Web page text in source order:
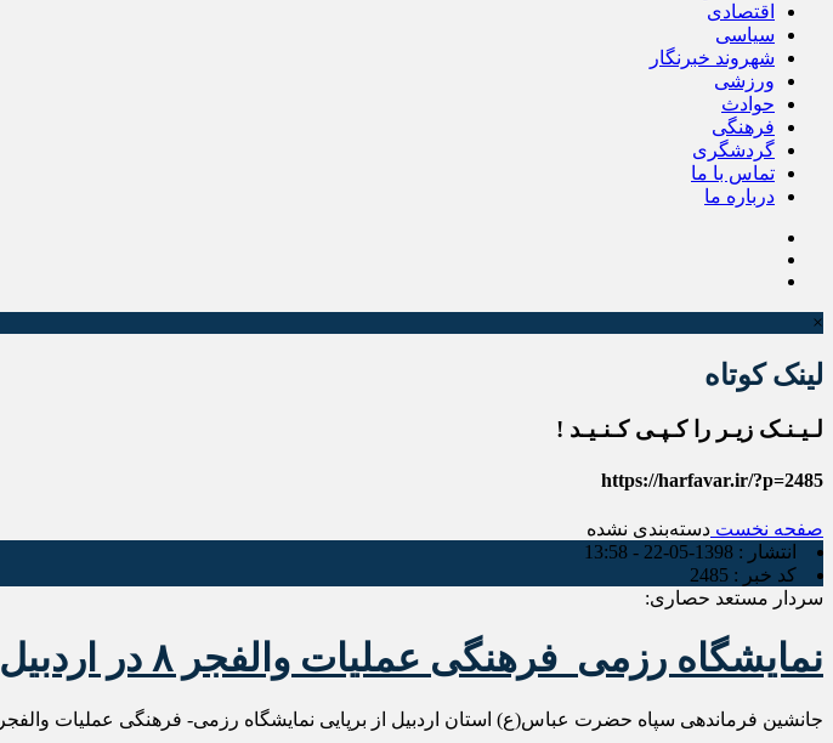
اقتصادی
سیاسی
شهروند خبرنگار
ورزشی
حوادث
فرهنگی
گردشگری
تماس با ما
درباره ما
×
لینک کوتاه
لـیـنـک زیـر را کـپـی کـنـیـد !
https://harfavar.ir/?p=2485
صفحه نخست دسته‌بندی نشده
انتشار : 1398-05-22 - 13:58
کد خبر : 2485
سردار مستعد حصاری:
نمایشگاه رزمی_فرهنگی عملیات والفجر ۸ در اردبیل برگزار می‌شود
جانشین فرماندهی سپاه حضرت عباس(ع) استان اردبیل از برپایی نمایشگاه رزمی- فرهنگی عملیات والفجر 8 در هفته دفاع مقدس در اردبیل خبرداد.